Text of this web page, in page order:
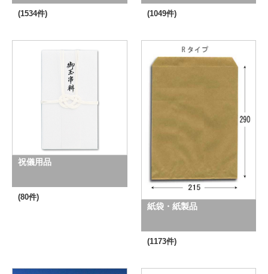
(1534件) (1049件)
祝儀用品
(80件)
紙袋・紙製品
(1173件)